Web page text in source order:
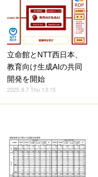
立命館とNTT西日本、
教育向け生成AIの共同
開発を開始
2025.8.7 Thu 13:15